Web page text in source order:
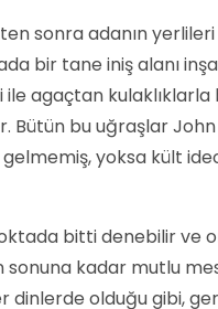
sonra adanın yerlileri
bir tane iniş alanı
agaçtan
bu uğraşlar John
yoksa kült
bitti denebilir ve
kadar mutlu
dinlerde olduğu gibi,